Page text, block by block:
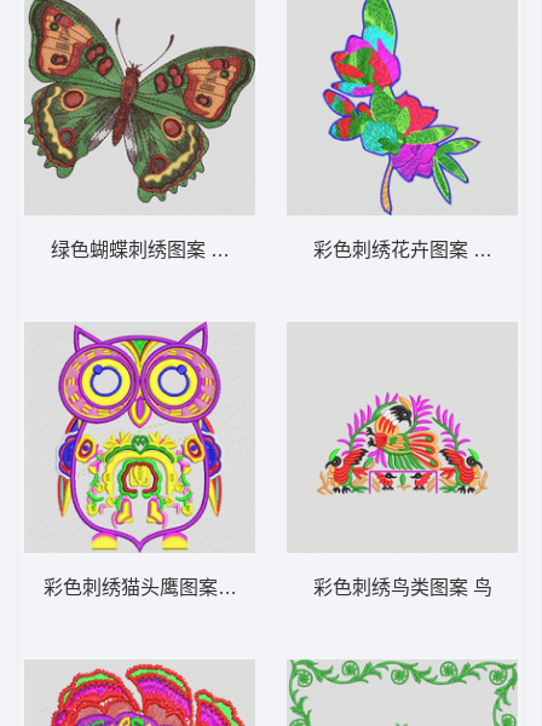
绿色蝴蝶刺绣图案 蝴蝶
彩色刺绣猫头鹰图案 猫头鹰
彩色刺绣花卉图案 靓花
彩色刺绣鸟类图案 鸟